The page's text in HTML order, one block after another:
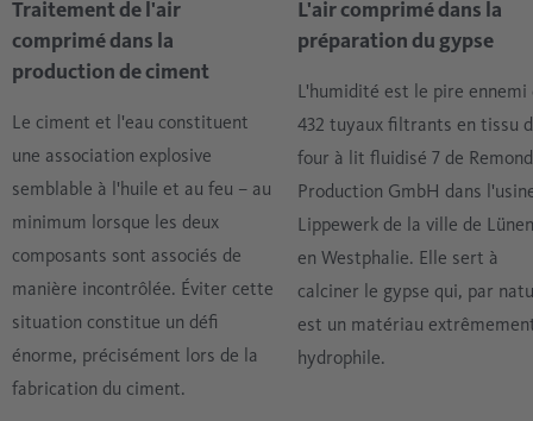
processus.
processus, afin d'éviter les collages et les pertes de
matière. L'air doit impérativement être exempt d'humidité
et d'huile, et donc très sec, afin de ne pas former de
conditions favorables aux dépôts. Toutes les stations de
traitement qui suivent le four rotatif doivent
Traitement de l'air
comprimé dans la
production de ciment
Le ciment et l'eau constituent
une association explosive
semblable à l'huile et au feu – au
minimum lorsque les deux
composants sont associés de
manière incontrôlée. Éviter cette
situation constitue un défi
énorme, précisément lors de la
fabrication du ciment.
L'air comprimé dans la
préparation du gypse
L'humidité est le pire ennemi
432 tuyaux filtrants en tissu
four à lit fluidisé 7 de
Production GmbH dans
Lippewerk de la ville de
en Westphalie. Elle sert à
calciner le gypse qui, par
est un matériau
hydrophile.